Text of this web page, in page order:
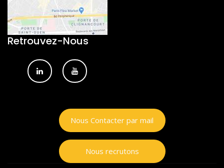
Retrouvez-Nous
Nous Contacter par mail
Nous recrutons